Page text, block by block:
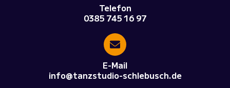
Telefon
0385 745 16 97
E-Mail
info@tanzstudio-schlebusch.de